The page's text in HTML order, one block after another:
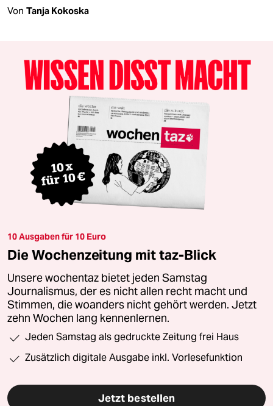
Von Tanja Kokoska
10 Ausgaben für 10 Euro
Die Wochenzeitung mit taz-Blick
Unsere wochentaz bietet jeden Samstag
Journalismus, der es nicht allen recht macht und
Stimmen, die woanders nicht gehört werden. Jetzt
zehn Wochen lang kennenlernen.
Jeden Samstag als gedruckte Zeitung frei Haus
Zusätzlich digitale Ausgabe inkl. Vorlesefunktion
Jetzt bestellen